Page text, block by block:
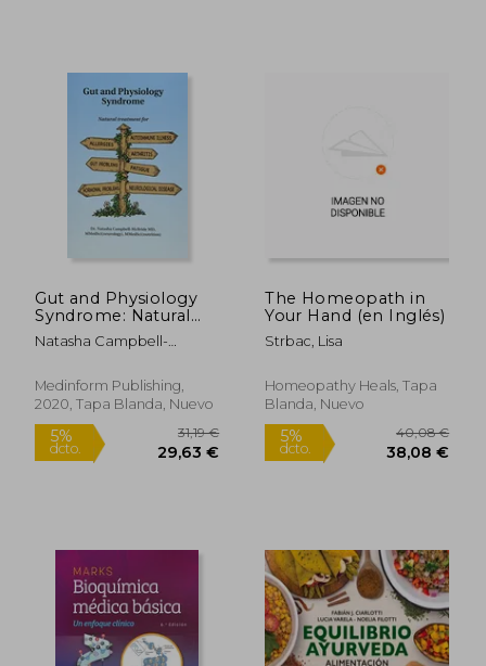
5%
Gut and Physiology
Syndrome: Natural
Treatment for
Allergies,
Arthritis, gut
Problems, Fatigue,
Neurological Disease
and More (en Inglés)
Natasha Campbell-
Medinform Publishing,
2020, Tapa Blanda, Nuevo
The Homeopath in
Your Hand (en Inglés)
Strbac, Lisa
Homeopathy Heals, Tapa
Blanda, Nuevo